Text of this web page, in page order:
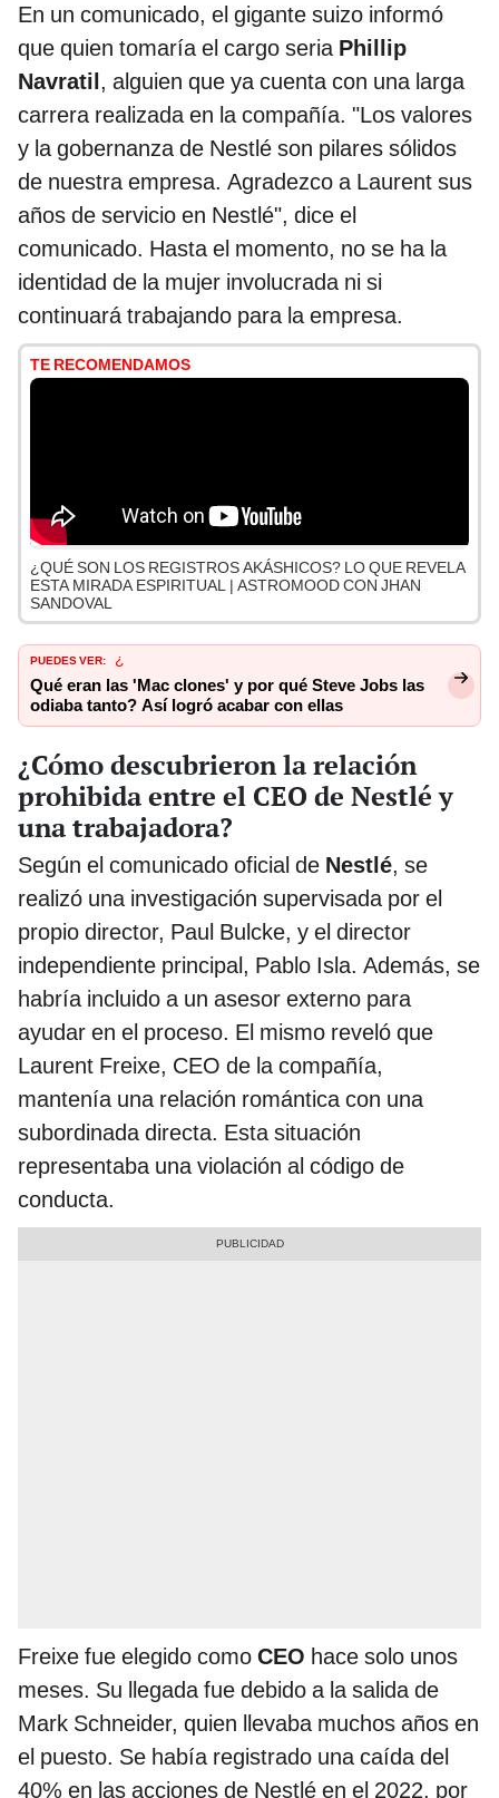
En un comunicado, el gigante suizo informó
que quien tomaría el cargo seria Phillip
Navratil, alguien que ya cuenta con una larga
carrera realizada en la compañía. "Los valores
y la gobernanza de Nestlé son pilares sólidos
de nuestra empresa. Agradezco a Laurent sus
años de servicio en Nestlé", dice el
comunicado. Hasta el momento, no se ha la
identidad de la mujer involucrada ni si
continuará trabajando para la empresa.
TE RECOMENDAMOS
¿QUÉ SON LOS REGISTROS AKÁSHICOS? LO QUE REVELA
ESTA MIRADA ESPIRITUAL | ASTROMOOD CON JHAN
SANDOVAL
PUEDES VER: ¿
Qué eran las 'Mac clones' y por qué Steve Jobs las
odiaba tanto? Así logró acabar con ellas
¿Cómo descubrieron la relación
prohibida entre el CEO de Nestlé y
una trabajadora?
Según el comunicado oficial de Nestlé, se
realizó una investigación supervisada por el
propio director, Paul Bulcke, y el director
independiente principal, Pablo Isla. Además, se
habría incluido a un asesor externo para
ayudar en el proceso. El mismo reveló que
Laurent Freixe, CEO de la compañía,
mantenía una relación romántica con una
subordinada directa. Esta situación
representaba una violación al código de
conducta.
Freixe fue elegido como CEO hace solo unos
meses. Su llegada fue debido a la salida de
Mark Schneider, quien llevaba muchos años en
el puesto. Se había registrado una caída del
40% en las acciones de Nestlé en el 2022, por